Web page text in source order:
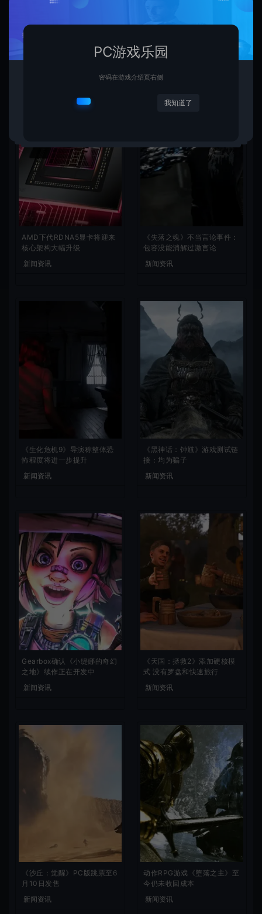
AMD下代RDNA5显卡将迎来
核心架构大幅升级
新闻资讯
《失落之魂》不当言论事件：
包容没能消解过激言论
新闻资讯
《生化危机9》导演称整体恐
怖程度将进一步提升
新闻资讯
《黑神话：钟馗》游戏测试链
接：均为骗子
新闻资讯
Gearbox确认《小缇娜的奇幻
之地》续作正在开发中
新闻资讯
《天国：拯救2》添加硬核模
式 没有罗盘和快速旅行
新闻资讯
《沙丘：觉醒》PC版跳票至6
月10日发售
新闻资讯
动作RPG游戏《堕落之主》至
今仍未收回成本
新闻资讯
PC游戏乐园
密码在游戏介绍页右侧
我知道了